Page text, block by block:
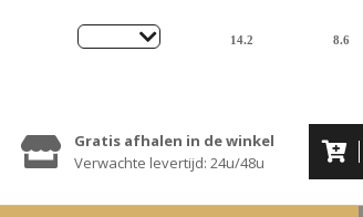
Gratis afhalen in de winkel
Verwachte levertijd: 24u/48u